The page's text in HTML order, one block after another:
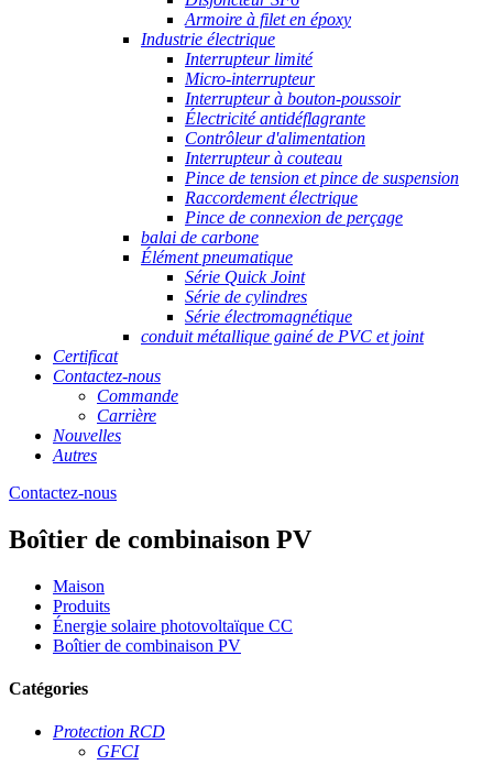
Armoire à filet en époxy
Industrie électrique
Interrupteur limité
Micro-interrupteur
Interrupteur à bouton-poussoir
Électricité antidéflagrante
Contrôleur d'alimentation
Interrupteur à couteau
Pince de tension et pince de suspension
Raccordement électrique
Pince de connexion de perçage
balai de carbone
Élément pneumatique
Série Quick Joint
Série de cylindres
Série électromagnétique
conduit métallique gainé de PVC et joint
Certificat
Contactez-nous
Commande
Carrière
Nouvelles
Autres
Contactez-nous
Boîtier de combinaison PV
Maison
Produits
Énergie solaire photovoltaïque CC
Boîtier de combinaison PV
Catégories
Protection RCD
GFCI